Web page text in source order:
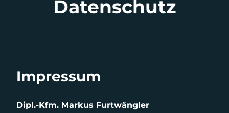
Datenschutz
Impressum
Dipl.-Kfm. Markus Furtwängler